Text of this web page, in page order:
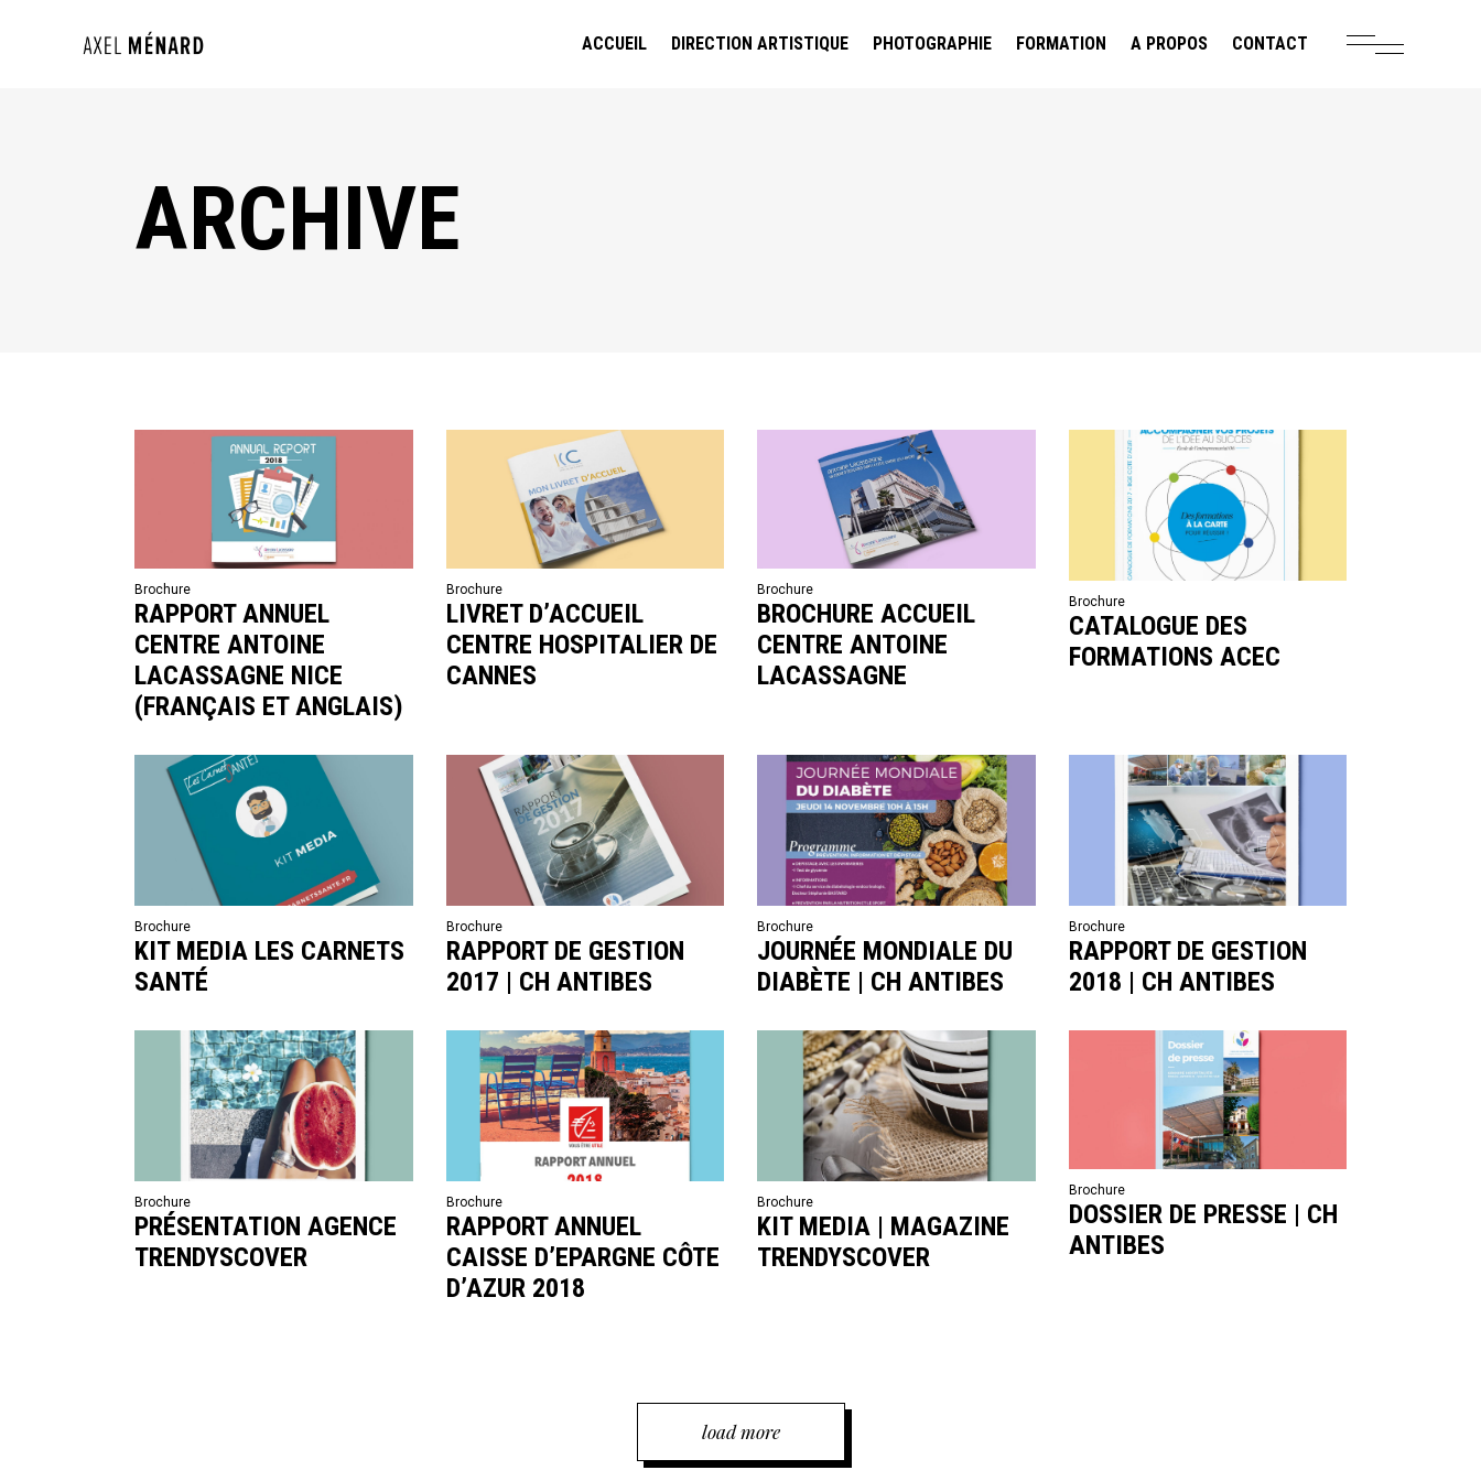
ACCUEIL DIRECTION ARTISTIQUE PHOTOGRAPHIE FORMATION A PROPOS CONTACT
ARCHIVE
Brochure
RAPPORT ANNUEL
CENTRE ANTOINE
LACASSAGNE NICE
(FRANÇAIS ET ANGLAIS)
Brochure
LIVRET D’ACCUEIL
CENTRE HOSPITALIER DE
CANNES
Brochure
BROCHURE ACCUEIL
CENTRE ANTOINE
LACASSAGNE
Brochure
CATALOGUE DES
FORMATIONS ACEC
Brochure
KIT MEDIA LES CARNETS
SANTÉ
Brochure
RAPPORT DE GESTION
2017 | CH ANTIBES
Brochure
JOURNÉE MONDIALE DU
DIABÈTE | CH ANTIBES
Brochure
RAPPORT DE GESTION
2018 | CH ANTIBES
Brochure
PRÉSENTATION AGENCE
TRENDYSCOVER
Brochure
RAPPORT ANNUEL
CAISSE D’EPARGNE CÔTE
D’AZUR 2018
Brochure
KIT MEDIA | MAGAZINE
TRENDYSCOVER
Brochure
DOSSIER DE PRESSE | CH
ANTIBES
load more